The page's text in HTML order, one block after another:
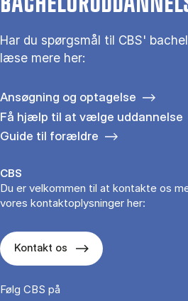
Har du spørgsmål til CBS'
læse mere her:
Ansøgning og optagelse
Få hjælp til at vælge uddannelse
Guide til forældre
CBS
Du er velkommen til at kontakte os
vores kontaktoplysninger her:
Kontakt os
Følg CBS på